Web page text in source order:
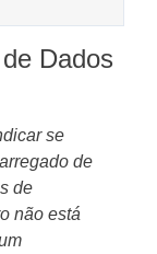
Dados
se
de
de
não está